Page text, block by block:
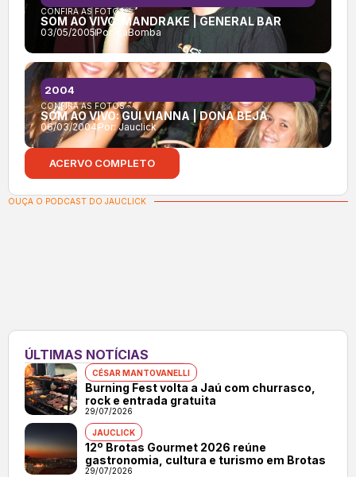
CONFIRA AS FOTOS:
SOM AO VIVO: MANDRAKE | GENERAL BAR
03/05/2005Por: LaBomba
CONFIRA AS FOTOS:
SOM AO VIVO: GUI VIANNA | DONA BEJA
06/03/2004Por:Jauclick
2004
ACERVO COMPLETO
OUÇA O PODCAST DO JAUCLICK
ÚLTIMAS NOTÍCIAS
CÉSAR MANTOVANELLI
Burning Fest volta a Jaú com churrasco,
rock e entrada gratuita
29/07/2026
JAUCLICK
12º Brotas Gourmet 2026 reúne
gastronomia, cultura e turismo em Brotas
29/07/2026